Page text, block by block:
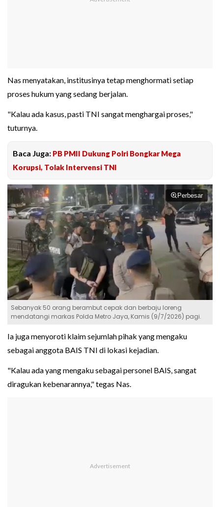
Nas menyatakan, institusinya tetap menghormati setiap
proses hukum yang sedang berjalan.
"Kalau ada kasus, pasti TNI sangat menghargai proses,"
tuturnya.
Baca Juga: PB PMII Dukung Polri Bongkar Mega
Korupsi, Tolak Intervensi TNI
Perbesar
Sebanyak 50 orang berambut cepak dan berbaju loreng
mendatangi markas Polda Metro Jaya, Kamis (9/7/2026) pagi.
Ia juga menyoroti klaim sejumlah pihak yang mengaku
sebagai anggota BAIS TNI di lokasi kejadian.
"Kalau ada yang mengaku sebagai personel BAIS, sangat
diragukan kebenarannya," tegas Nas.